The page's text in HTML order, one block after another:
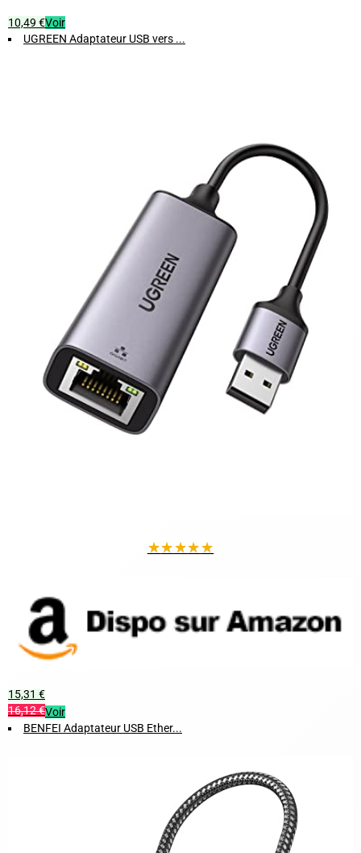
10,49 €Voir
UGREEN Adaptateur USB vers ...
★★★★★
15,31 €
16,12 €Voir
BENFEI Adaptateur USB Ether...